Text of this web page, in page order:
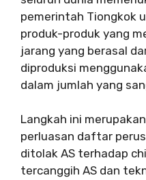
pemerintah Tiongkok
produk-produk yang
jarang yang berasal
diproduksi
dalam jumlah yang
Langkah ini
perluasan daftar
ditolak AS terhadap
tercanggih AS dan